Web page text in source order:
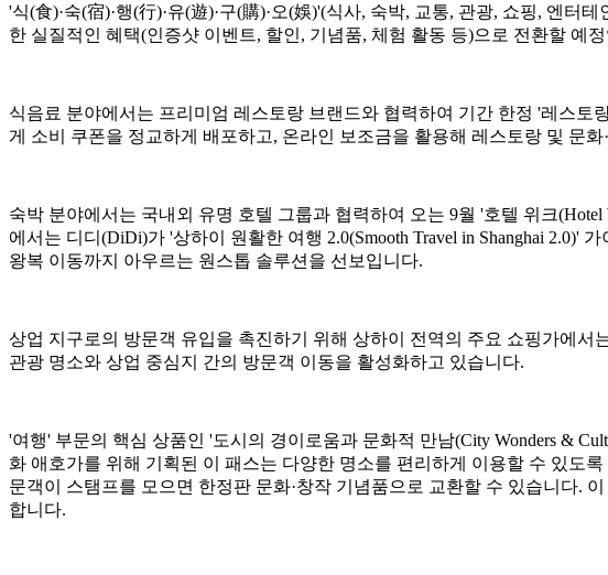
'식(食)·숙(宿)·행(行)·유(遊)·구(購)·오(娛)'(식사, 숙박, 교통, 관광, 쇼핑, 엔
한 실질적인 혜택(인증샷 이벤트, 할인, 기념품, 체험 활동 등)으로 전환할 예
식음료 분야에서는 프리미엄 레스토랑 브랜드와 협력하여 기간 한정 '레스토
게 소비 쿠폰을 정교하게 배포하고, 온라인 보조금을 활용해 레스토랑 및 문
숙박 분야에서는 국내외 유명 호텔 그룹과 협력하여 오는 9월 '호텔 위크
에서는 디디(DiDi)가 '상하이 원활한 여행 2.0(Smooth Travel in Shanghai
왕복 이동까지 아우르는 원스톱 솔루션을 선보입니다.
상업 지구로의 방문객 유입을 촉진하기 위해 상하이 전역의 주요 쇼핑가에
관광 명소와 상업 중심지 간의 방문객 이동을 활성화하고 있습니다.
'여행' 부문의 핵심 상품인 '도시의 경이로움과 문화적 만남(City Wonders &
화 애호가를 위해 기획된 이 패스는 다양한 명소를 편리하게 이용할 수 있도
문객이 스탬프를 모으면 한정판 문화·창작 기념품으로 교환할 수 있습니다.
합니다.